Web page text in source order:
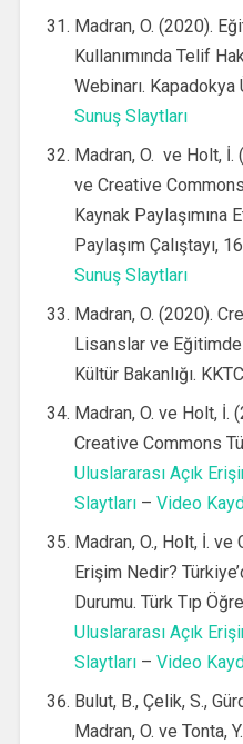
Madran, O. (2020).
Kullanımında Telif
Webinarı.
Sunuş Slaytları
Madran, O. ve Holt, İ.
ve Creative
Kaynak Paylaşımına
Paylaşım Çalıştayı,
Sunuş Slaytları
Madran, O. (2020).
Lisanslar ve Eğitimde
Kültür Bakanlığı.
Madran, O. ve Holt, İ.
Creative Commons
Uluslararası Açık
Slaytları– Video
Madran, O., Holt, İ. ve
Erişim Nedir?
Durumu. Türk Tıp
Uluslararası Açık
Slaytları– Video
Bulut, B., Çelik, S.,
Madran, O. ve Tonta,